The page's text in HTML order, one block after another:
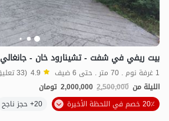
بيت ريفي في شفت - تشينارود خان - جانغالي
1 غرفة نوم . 70 متر . حتى 6 ضيف 4.9 (33 تعليق)
الليلة من 2,500,000
2,000,000 تومان
20٪ خصم في اللحظة الأخيرة
20+ حجز ناجح